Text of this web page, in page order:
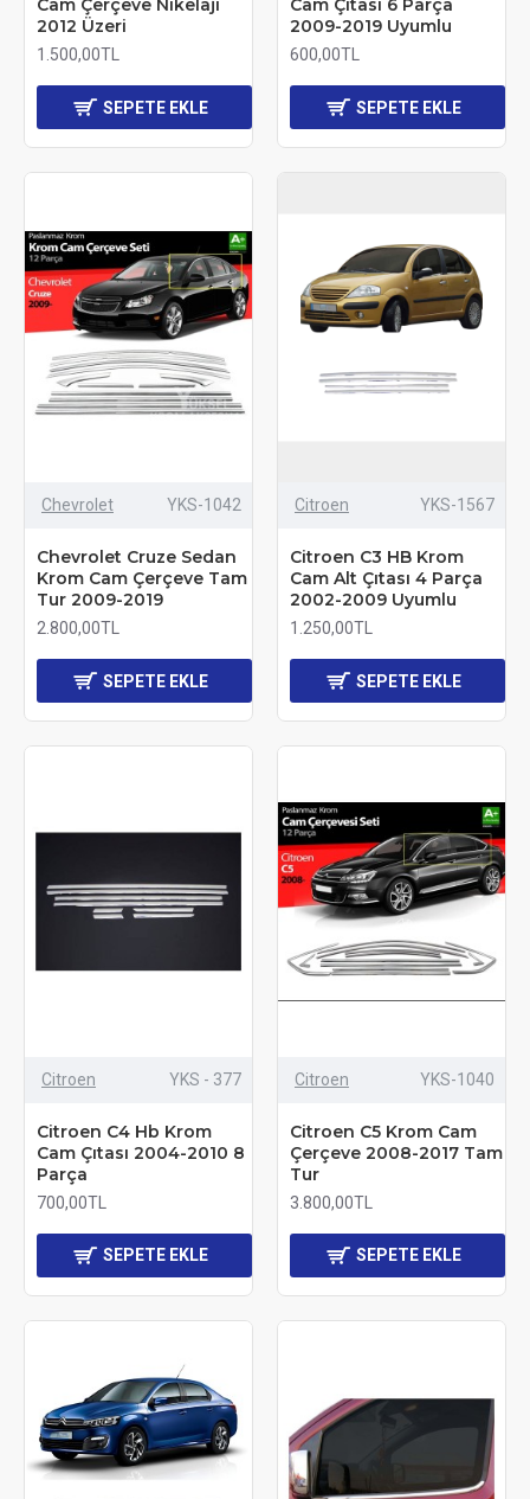
Cam Çerçeve Nikelajı
2012 Üzeri
1.500,00TL
SEPETE EKLE
Cam Çıtası 6 Parça
2009-2019 Uyumlu
600,00TL
SEPETE EKLE
Chevrolet YKS-1042
Chevrolet Cruze Sedan
Krom Cam Çerçeve Tam
Tur 2009-2019
2.800,00TL
SEPETE EKLE
Citroen YKS-1567
Citroen C3 HB Krom
Cam Alt Çıtası 4 Parça
2002-2009 Uyumlu
1.250,00TL
SEPETE EKLE
Citroen YKS - 377
Citroen C4 Hb Krom
Cam Çıtası 2004-2010 8
Parça
700,00TL
SEPETE EKLE
Citroen YKS-1040
Citroen C5 Krom Cam
Çerçeve 2008-2017 Tam
Tur
3.800,00TL
SEPETE EKLE